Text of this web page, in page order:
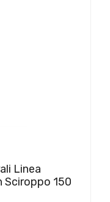
Linea
Sciroppo 150